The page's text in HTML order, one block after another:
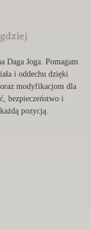
Daga Joga. Pomagam
i oddechu dzięki
modyfikacjom dla
bezpieczeństwo i
pozycją.